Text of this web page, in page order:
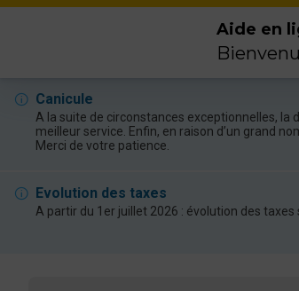
Aide en
Canicule
A la suite de circonstances exceptionnelles,
meilleur service. Enfin, en raison d’un grand
Merci de votre patience.
Evolution des taxes
A partir du 1er juillet 2026 : évolution des